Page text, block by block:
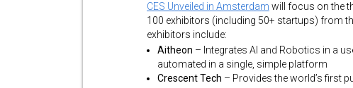
CES Unveiled in Amsterdam will focus on the
100 exhibitors (including 50+ startups) from
exhibitors include:
Aitheon – Integrates AI and Robotics in a
automated in a single, simple platform
Crescent Tech – Provides the world’s first